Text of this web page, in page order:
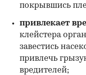
покрывшись
привлекает
клейстера
завестись
привлечь
вредителей;